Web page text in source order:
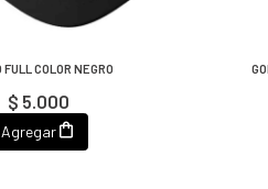
FULL COLOR NEGRO
$ 5.000
Agregar